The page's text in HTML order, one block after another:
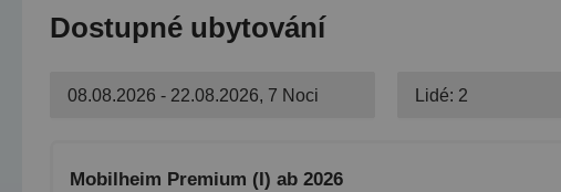
Dostupné ubytování
08.08.2026 - 22.08.2026, 7 Noci Lidé: 2
Mobilheim Premium (I) ab 2026